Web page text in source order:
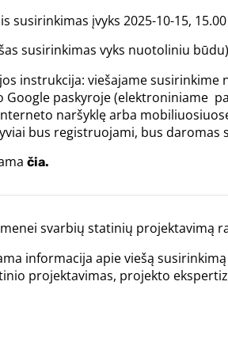
susirinkimas įvyks 2025-10-15, 15.00
susirinkimas vyks nuotoliniu
instrukcija: viešajame
paskyroje (elektroniniame
naršyklę arba
bus registruojami, bus daromas
čia.
svarbių statinių projektavimą
informacija apie viešą
projektavimas, projekto